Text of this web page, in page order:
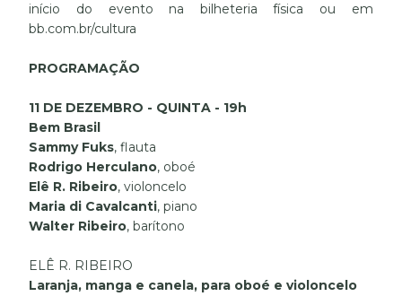
início do evento na bilheteria física ou em
bb.com.br/cultura
PROGRAMAÇÃO
11 DE DEZEMBRO - QUINTA - 19h
Bem Brasil
Sammy Fuks, flauta
Rodrigo Herculano, oboé
Elê R. Ribeiro, violoncelo
Maria di Cavalcanti, piano
Walter Ribeiro, barítono
ELÊ R. RIBEIRO
Laranja, manga e canela, para oboé e violoncelo